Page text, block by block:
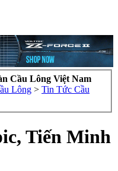
Cầu Lông Việt Nam
Lông > Tin Tức Cầu
Tiến Minh